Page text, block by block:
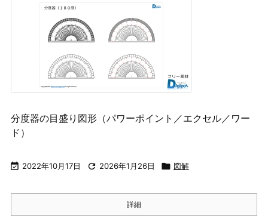
分度器の目盛り図形（パワーポイント／エクセル／ワー
ド）
 2022年10月17日  2026年1月26日  図解
詳細